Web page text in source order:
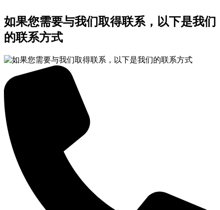
如果您需要与我们取得联系，以下是我们
的联系方式